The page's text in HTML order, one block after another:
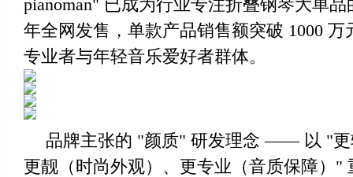
pianoman" 已成为行业专注折叠钢琴大单品
年全网发售，单款产品销售额突破 1000 万
专业者与年轻音乐爱好者群体。
品牌主张的 "颜质" 研发理念 —— 以 "更
更靓（时尚外观）、更专业（音质保障）"